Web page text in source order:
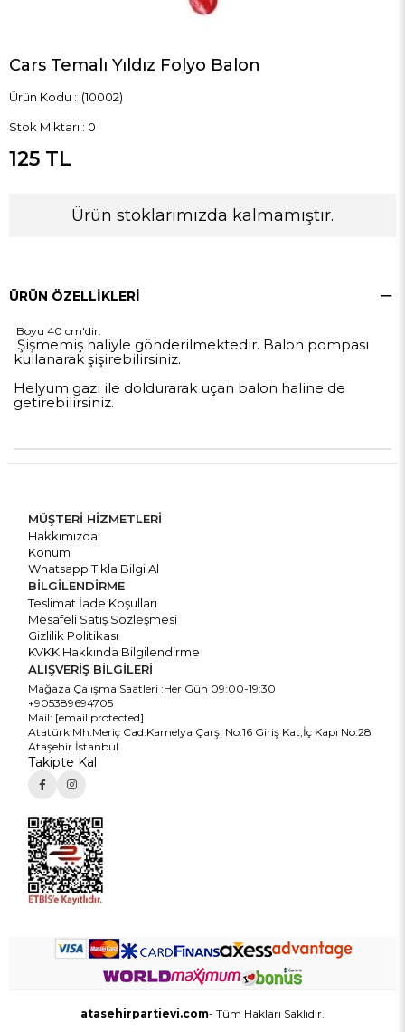
Cars Temalı Yıldız Folyo Balon
(10002)
Stok Miktarı : 0
125 TL
Ürün stoklarımızda kalmamıştır.
ÜRÜN ÖZELLIKLERI
Boyu 40 cm'dir.
Şişmemiş haliyle gönderilmektedir. Balon pompası
kullanarak şişirebilirsiniz.
Helyum gazı ile doldurarak uçan balon haline de
getirebilirsiniz.
MÜŞTERİ HİZMETLERİ
Hakkımızda
Konum
Whatsapp Tıkla Bilgi Al
BİLGİLENDİRME
Teslimat İade Koşulları
Mesafeli Satış Sözleşmesi
Gizlilik Politikası
KVKK Hakkında Bilgilendirme
ALIŞVERİŞ BİLGİLERİ
Mağaza Çalışma Saatleri :Her Gün 09:00-19:30
+905389694705
Mail: [email protected]
Atatürk Mh.Meriç Cad.Kamelya Çarşı No:16 Giriş Kat,İç Kapı No:28
Ataşehir İstanbul
Takipte Kal
atasehirpartievi.com- Tüm Hakları Saklıdır.